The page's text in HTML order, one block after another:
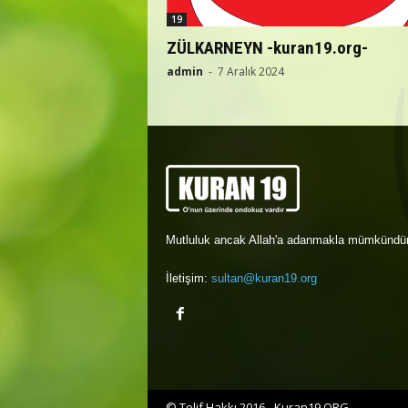
19
ZÜLKARNEYN -kuran19.org-
admin - 7 Aralık 2024
Mutluluk ancak Allah'a adanmakla
İletişim: sultan@kuran19.org